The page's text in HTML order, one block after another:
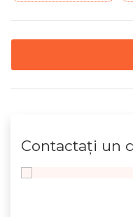
Contactaţi un